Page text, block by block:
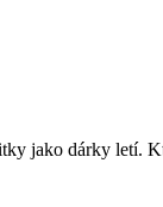
jako dárky letí.